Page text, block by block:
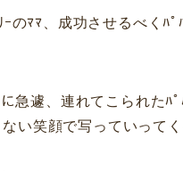
のﾏﾏ、成功させるべくﾊ
急遽、連れてこられたﾊﾟ
い笑顔で写っていって